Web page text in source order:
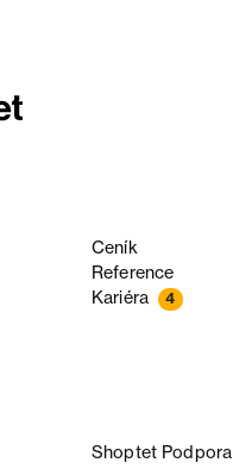
Ceník
Reference
Kariéra 4
Shoptet Podpora